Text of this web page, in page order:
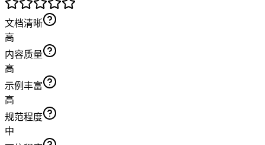
文档清晰
高
内容质量
高
示例丰富
高
规范程度
中